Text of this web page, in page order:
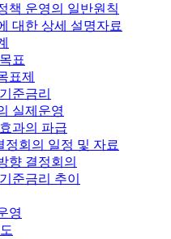
책 운영의 일반원칙
대한 상세 설명자료
표
표제
준금리
실제운영
과의 파급
정회의 일정 및 자료
향 결정회의
준금리 추이
영